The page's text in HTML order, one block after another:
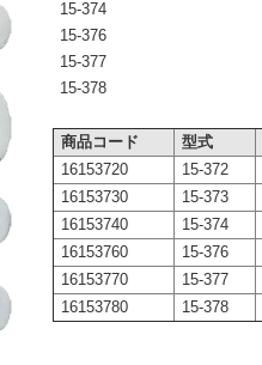
15-374
15-376
15-377
15-378
商品コード 型式
16153720
15-372
16153730
15-373
16153740
15-374
16153760
15-376
16153770
15-377
16153780
15-378